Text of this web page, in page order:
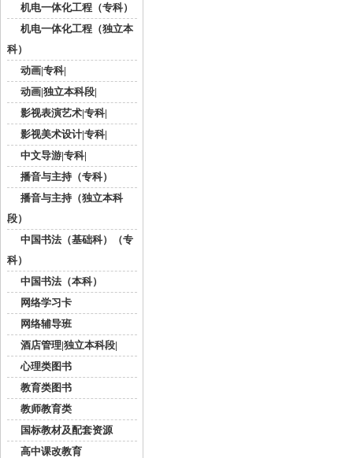
机电一体化工程（专科）
机电一体化工程（独立本
科）
动画|专科|
动画|独立本科段|
影视表演艺术|专科|
影视美术设计|专科|
中文导游|专科|
播音与主持（专科）
播音与主持（独立本科
段）
中国书法（基础科）（专
科）
中国书法（本科）
网络学习卡
网络辅导班
酒店管理|独立本科段|
心理类图书
教育类图书
教师教育类
国标教材及配套资源
高中课改教育